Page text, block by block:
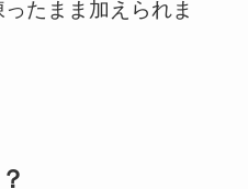
たまま加えられま